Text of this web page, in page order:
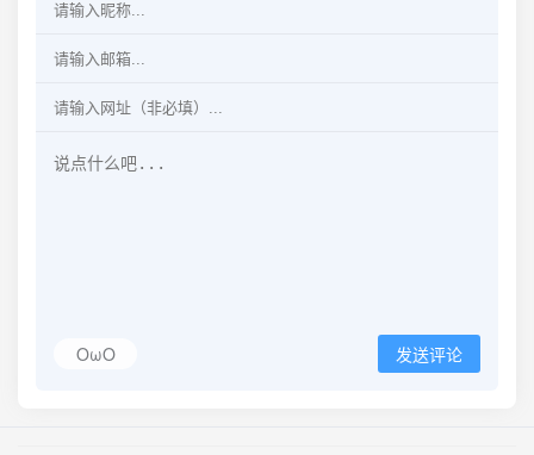
OωO 发送评论